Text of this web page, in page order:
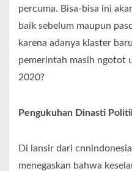
percuma. Bisa-bisa ini
baik sebelum maupun
karena adanya klaster
pemerintah masih ngotot
2020?
Pengukuhan Dinasti
Di lansir dari
menegaskan bahwa